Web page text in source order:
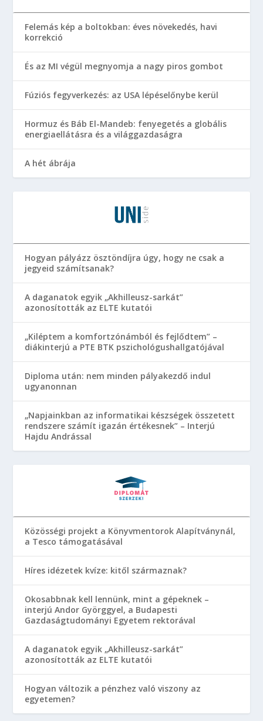
Felemás kép a boltokban: éves növekedés, havi
korrekció
És az MI végül megnyomja a nagy piros gombot
Fúziós fegyverkezés: az USA lépéselőnybe kerül
Hormuz és Báb El-Mandeb: fenyegetés a globális
energiaellátásra és a világgazdaságra
A hét ábrája
Hogyan pályázz ösztöndíjra úgy, hogy ne csak a
jegyeid számítsanak?
A daganatok egyik „Akhilleusz-sarkát”
azonosították az ELTE kutatói
„Kiléptem a komfortzónámból és fejlődtem” –
diákinterjú a PTE BTK pszichológushallgatójával
Diploma után: nem minden pályakezdő indul
ugyanonnan
„Napjainkban az informatikai készségek összetett
rendszere számít igazán értékesnek” – Interjú
Hajdu Andrással
Közösségi projekt a Könyvmentorok Alapítványnál,
a Tesco támogatásával
Híres idézetek kvíze: kitől származnak?
Okosabbnak kell lennünk, mint a gépeknek –
interjú Andor Györggyel, a Budapesti
Gazdaságtudományi Egyetem rektorával
A daganatok egyik „Akhilleusz-sarkát”
azonosították az ELTE kutatói
Hogyan változik a pénzhez való viszony az
egyetemen?